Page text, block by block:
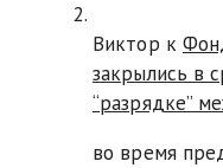
Виктор к
закрылись в
“разрядке”
во время